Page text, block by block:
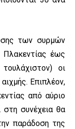
των συρμών
έως
οι
Επιπλέον,
από αύριο
συνέχεια θα
παράδοση της